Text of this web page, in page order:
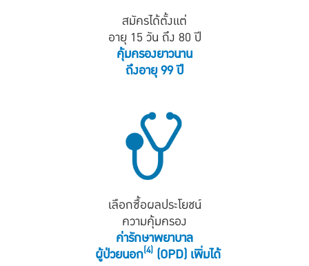
สมัครได้ตั้งแต่
อายุ 15 วัน ถึง 80 ปี
คุ้มครองยาวนาน
ถึงอายุ 99 ปี
เลือกซื้อผลประโยชน์
ความคุ้มครอง
ค่ารักษาพยาบาล
ผู้ป่วยนอก(4) (OPD) เพิ่มได้